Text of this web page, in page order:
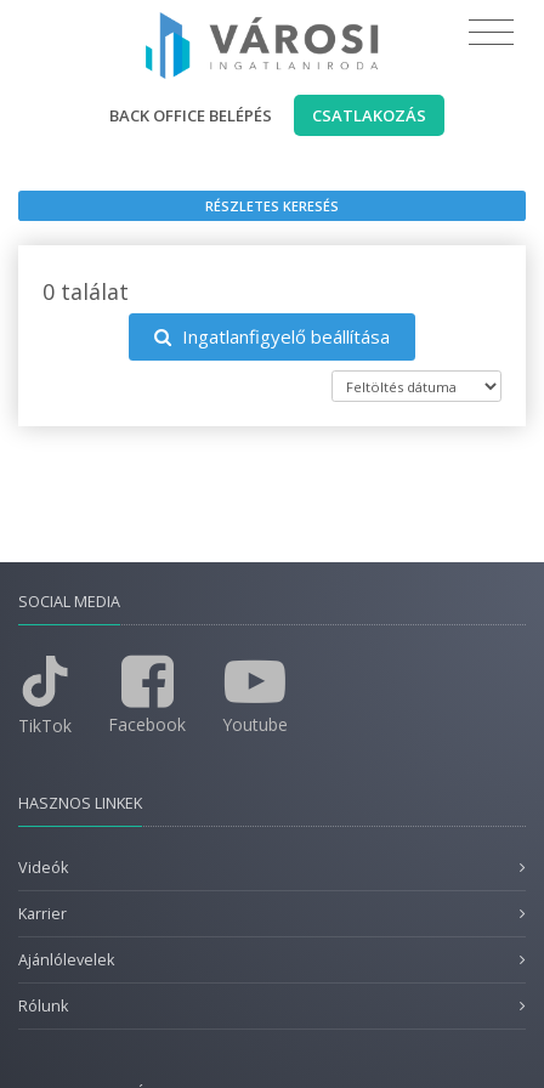
BACK OFFICE BELÉPÉS CSATLAKOZÁS
RÉSZLETES KERESÉS
0 találat
Ingatlanfigyelő beállítása
SOCIAL MEDIA
TikTok Facebook Youtube
HASZNOS LINKEK
Videók
Karrier
Ajánlólevelek
Rólunk